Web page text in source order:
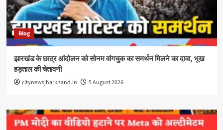
Blog
झारखंड के छात्र आंदोलन को सोनम वांगचुक का समर्थन मिलने का दावा, भूख
हड़ताल की चेतावनी
citynewsjharkhand.in 5 August 2026